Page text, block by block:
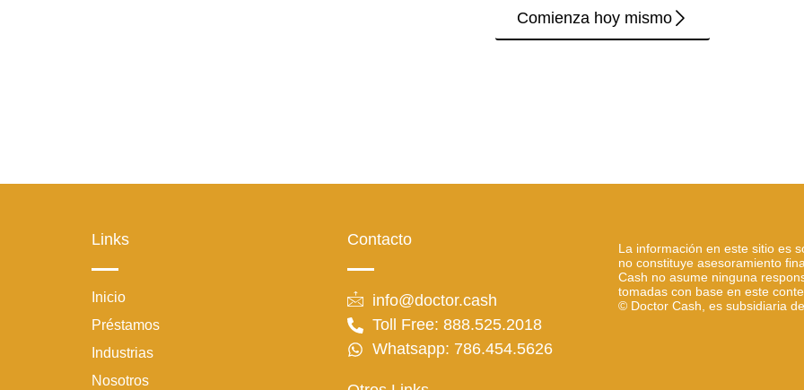
Comienza hoy mismo
Links
Inicio
Préstamos
Industrias
Nosotros
Contacto
info@doctor.cash
Toll Free: 888.525.2018
Whatsapp: 786.454.5626
La información en este sitio es
no constituye asesoramiento
Cash no asume ninguna
tomadas con base en este
© Doctor Cash, essubsidiaria de